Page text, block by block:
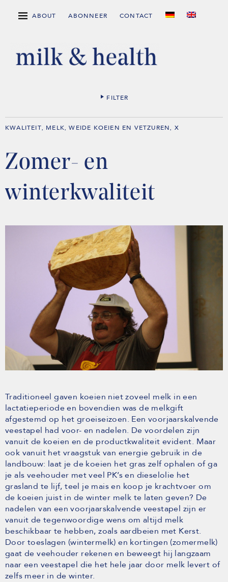
ABOUT ABONNEER CONTACT
FILTER
KWALITEIT MELK ,WEIDE KOEIEN EN VETZUREN X
Zomer- en
winterkwaliteit
Traditioneel gaven koeien niet zoveel melk in een
lactatieperiode en bovendien was de melkgift
afgestemd op het groeiseizoen. Een voorjaarskalvende
veestapel had voor- en nadelen. De voordelen zijn
vanuit de koeien en de productkwaliteit evident. Maar
ook vanuit het vraagstuk van energie gebruik in de
landbouw: laat je de koeien het gras zelf ophalen of ga
je als veehouder met veel PK’s en dieselolie het
grasland te lijf, teel je mais en koop je krachtvoer om
de koeien juist in de winter melk te laten geven? De
nadelen van een voorjaarskalvende veestapel zijn er
vanuit de tegenwoordige wens om altijd melk
beschikbaar te hebben, zoals aardbeien met Kerst.
Door toeslagen (wintermelk) en kortingen (zomermelk)
gaat de veehouder rekenen en beweegt hij langzaam
naar een veestapel die het hele jaar door melk levert of
zelfs meer in de winter.